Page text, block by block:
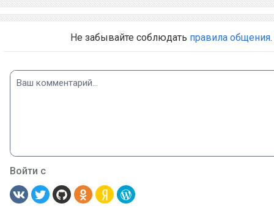
Не забывайте соблюдать правила общения.
Войти с